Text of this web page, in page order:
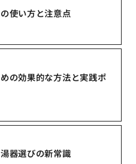
使い方と注意点
の効果的な方法と実践ポ
器選びの新常識